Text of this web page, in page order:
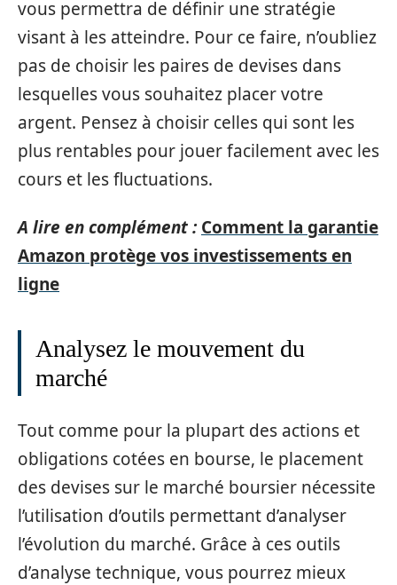
vous permettra de définir une stratégie
visant à les atteindre. Pour ce faire, n’oubliez
pas de choisir les paires de devises dans
lesquelles vous souhaitez placer votre
argent. Pensez à choisir celles qui sont les
plus rentables pour jouer facilement avec les
cours et les fluctuations.
A lire en complément : Comment la garantie
Amazon protège vos investissements en
ligne
Analysez le mouvement du
marché
Tout comme pour la plupart des actions et
obligations cotées en bourse, le placement
des devises sur le marché boursier nécessite
l’utilisation d’outils permettant d’analyser
l’évolution du marché. Grâce à ces outils
d’analyse technique, vous pourrez mieux